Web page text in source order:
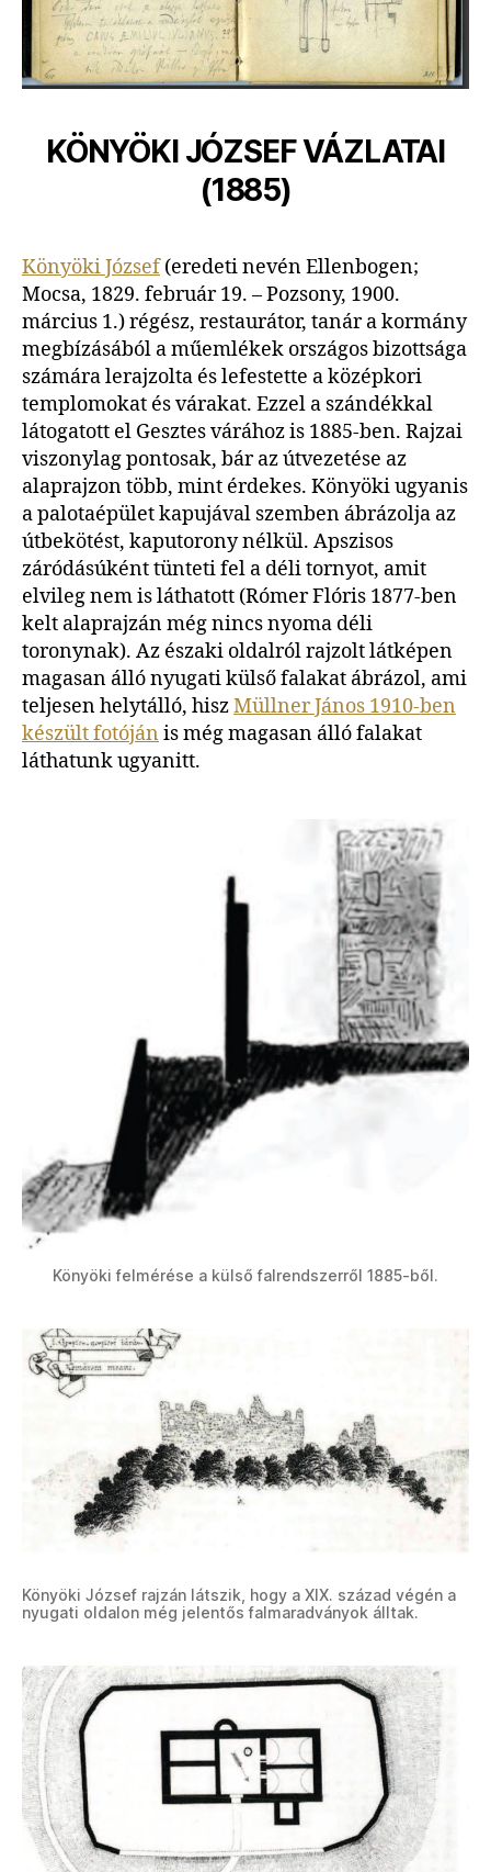
KÖNYÖKI JÓZSEF VÁZLATAI
(1885)
Könyöki József(eredeti nevén Ellenbogen;
Mocsa, 1829. február 19. – Pozsony, 1900.
március 1.) régész, restaurátor, tanár a kormány
megbízásából a műemlékek országos bizottsága
számára lerajzolta és lefestette a középkori
templomokat és várakat. Ezzel a szándékkal
látogatott el Gesztes várához is 1885-ben. Rajzai
viszonylag pontosak, bár az útvezetése az
alaprajzon több, mint érdekes. Könyöki ugyanis
a palotaépület kapujával szemben ábrázolja az
útbekötést, kaputorony nélkül. Apszisos
záródásúként tünteti fel a déli tornyot, amit
elvileg nem is láthatott (Rómer Flóris 1877-ben
kelt alaprajzán még nincs nyoma déli
toronynak). Az északi oldalról rajzolt látképen
magasan álló nyugati külső falakat ábrázol, ami
teljesen helytálló, hiszMüllner János 1910-ben
készült fotóján is még magasan álló falakat
láthatunk ugyanitt.
Könyöki felmérése a külső falrendszerről 1885-ből.
Könyöki József rajzán látszik, hogy a XIX. század végén a
nyugati oldalon még jelentős falmaradványok álltak.